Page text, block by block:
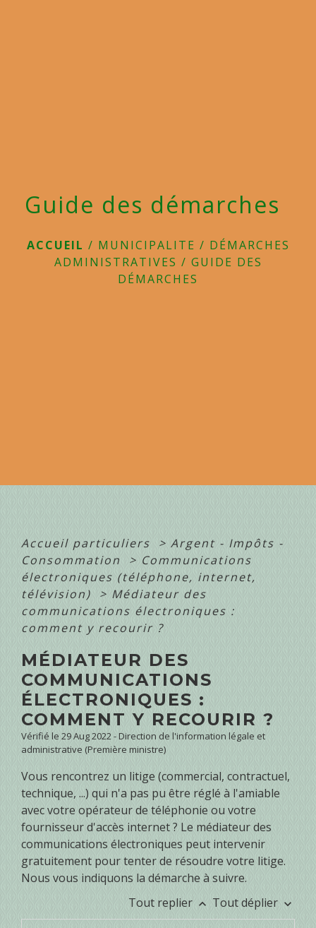
Guide des démarches
ACCUEIL / MUNICIPALITE / DÉMARCHES
ADMINISTRATIVES / GUIDE DES
DÉMARCHES
Accueil particuliers > Argent - Impôts -
Consommation
> Communications
électroniques (téléphone, internet,
télévision)
> Médiateur des
communications électroniques :
comment y recourir ?
MÉDIATEUR DES
COMMUNICATIONS
ÉLECTRONIQUES :
COMMENT Y RECOURIR ?
Vérifié le 29 Aug 2022 - Direction de l'information légale et
administrative (Première ministre)
Vous rencontrez un litige (commercial, contractuel,
technique, ...) qui n'a pas pu être réglé à l'amiable
avec votre opérateur de téléphonie ou votre
fournisseur d'accès internet ? Le médiateur des
communications électroniques peut intervenir
gratuitement pour tenter de résoudre votre litige.
Nous vous indiquons la démarche à suivre.
Tout replier keyboard_arrow_up Tout déplier keyboard_arrow_down